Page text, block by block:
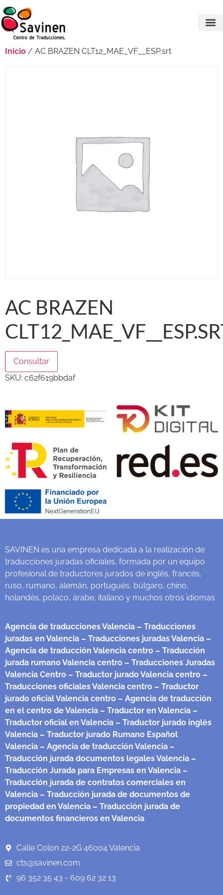
Inicio / AC BRAZEN CLT12_MAE_VF__ESP.srt
AC BRAZEN
Consultar
SKU: c62f619bbdaf
SAVINEN es una empresa dedicada a la realización de
traducciones juradas oficiales, formada por un equipo
profesional de traductores jurados de inglés, francés,
ruso, rumano, alemán, portugués, búlgaro, chino,
holandés, polaco, árabe, italiano y muchos otros idiomas
Agencia de traducciones Valencia – Traducciones
juradas en Valencia – Traducciones juradas Valencia –
Agencia de traducción Valencia centro – Traducción
jurada rumano Valencia centro – Traducciones Juradas
Valencia Centro – Traductor jurado Valencia centro –
Traducciones oficiales Valencia centro – Traductor
jurado oficial Valencia centro – Agencia de traducción
en el centro de Valencia – Traductor en Valencia –
Traductor oficial en Valencia – Traductor jurado inglés
Valencia – Traductor jurado Rumano Español
Valencia – Agencia de traducción Valencia –
Traducción jurada documentos legales Valencia –
Traducción Jurada para Empresas en Valencia –
Traducción jurada de contratos comerciales en
Valencia – Traducción jurada de documentos de
propiedad en Valencia – Traducción jurada de
documentos financieros en Valencia
Calle Colon 22-2G 46004 Valencia
cts@savinen.com
96 352 35 43 - 609 62 32 13